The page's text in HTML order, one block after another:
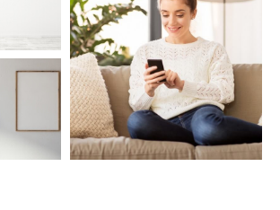
PARKING PISCINE
PAR
COUPS DE COEUR
NOUVEAUTÉS